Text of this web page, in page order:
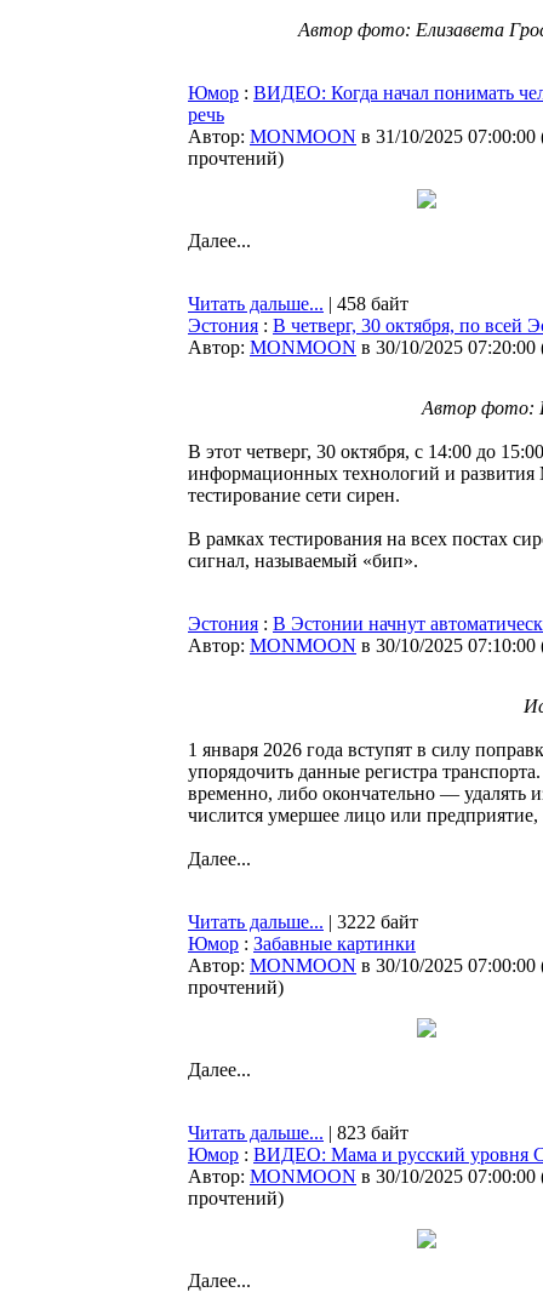
Автор фото: Елизавета
Юмор : ВИДЕО: Когда начал понимать
речь
Автор: MONMOON в 31/10/2025 07:00:00
прочтений)
Далее...
Читать дальше... | 458 байт
Эстония : В четверг, 30 октября, по всей
Автор: MONMOON в 30/10/2025 07:20:00
Автор фото:
В этот четверг, 30 октября, с 14:00 до
информационных технологий и развития
тестирование сети сирен.
В рамках тестирования на всех постах
сигнал, называемый «бип».
Эстония : В Эстонии начнут
Автор: MONMOON в 30/10/2025 07:10:00
1 января 2026 года вступят в силу
упорядочить данные регистра
временно, либо окончательно — удалять
числится умершее лицо или
Далее...
Читать дальше... | 3222 байт
Юмор : Забавные картинки
Автор: MONMOON в 30/10/2025 07:00:00
прочтений)
Далее...
Читать дальше... | 823 байт
Юмор : ВИДЕО: Мама и русский уровня
Автор: MONMOON в 30/10/2025 07:00:00
прочтений)
Далее...